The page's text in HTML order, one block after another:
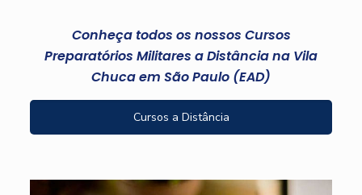
Conheça todos os nossos Cursos
Preparatórios Militares a Distância na Vila
Chuca em São Paulo (EAD)
Cursos a Distância